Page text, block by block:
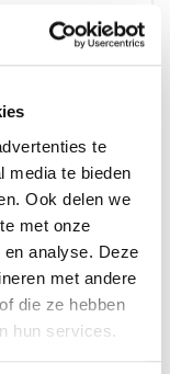
te
media te bieden
Ook delen we
met onze
analyse. Deze
met andere
die ze hebben
hun services.